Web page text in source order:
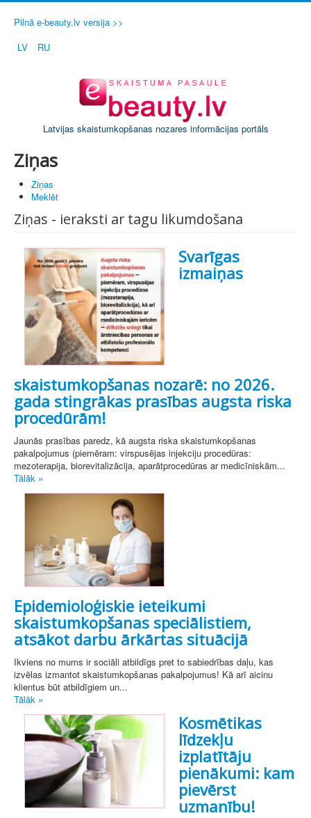
Pilnā e-beauty.lv versija >>
LV
RU
Latvijas skaistumkopšanas nozares informācijas portāls
Ziņas
Ziņas
Meklēt
Ziņas - ieraksti ar tagu likumdošana
Svarīgas
izmaiņas
skaistumkopšanas nozarē: no 2026.
gada stingrākas prasības augsta riska
procedūrām!
Jaunās prasības paredz, kā augsta riska skaistumkopšanas
pakalpojumus (piemēram: virspusējas injekciju procedūras:
mezoterapija, biorevitalizācija, aparātprocedūras ar medicīniskām...
Tālāk »
Epidemioloģiskie ieteikumi
skaistumkopšanas speciālistiem,
atsākot darbu ārkārtas situācijā
Ikviens no mums ir sociāli atbildīgs pret to sabiedrības daļu, kas
izvēlas izmantot skaistumkopšanas pakalpojumus! Kā arī aicinu
klientus būt atbildīgiem un...
Tālāk »
Kosmētikas
līdzekļu
izplatītāju
pienākumi: kam
pievērst
uzmanību!